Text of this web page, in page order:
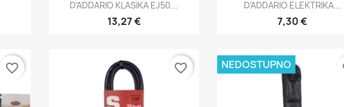

D'ADDARIO KLASIKA EJ50...
13,27 €

D'ADDARIO ELEKTRIKA...
7,30 €
favorite_border favorite_border NEDOSTUPNO